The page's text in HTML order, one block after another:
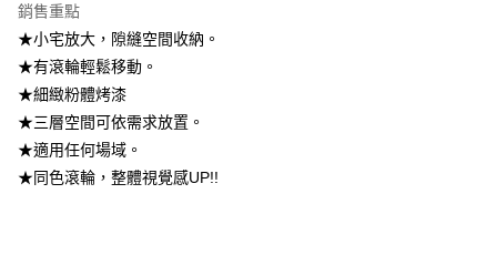
資料（包含姓名、電話或地址）提供予台灣大哥大進項蒐集、處理及利用，
由本公司與您本人進行分期帳單所需資料之確認、核對及更正。
3.完整用戶服務條款，請詳閱以下連結：
銷售重點
★小宅放大，隙縫空間收納。
★有滾輪輕鬆移動。
★細緻粉體烤漆
★三層空間可依需求放置。
★適用任何場域。
★同色滾輪，整體視覺感UP!!